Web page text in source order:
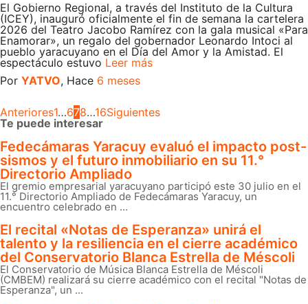
El Gobierno Regional, a través del Instituto de la Cultura
(ICEY), inauguró oficialmente el fin de semana la cartelera
2026 del Teatro Jacobo Ramírez con la gala musical «Para
Enamorar», un regalo del gobernador Leonardo Intoci al
pueblo yaracuyano en el Día del Amor y la Amistad. El
espectáculo estuvo Leer más
Por YATVO, Hace 6 meses
Posts
pagination
Anteriores1…678…16Siguientes
Te puede interesar
Fedecámaras Yaracuy evaluó el impacto post-
sismos y el futuro inmobiliario en su 11.°
Directorio Ampliado
El gremio empresarial yaracuyano participó este 30 julio en el
11.° Directorio Ampliado de Fedecámaras Yaracuy, un
encuentro celebrado en ...
El recital «Notas de Esperanza» unirá el
talento y la resiliencia en el cierre académico
del Conservatorio Blanca Estrella de Méscoli
El Conservatorio de Música Blanca Estrella de Méscoli
(CMBEM) realizará su cierre académico con el recital "Notas de
Esperanza", un ...